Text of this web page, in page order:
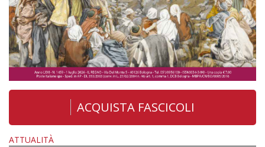
ACQUISTA FASCICOLI
ATTUALITÀ